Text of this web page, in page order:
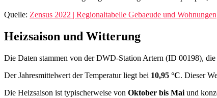
Quelle: Zensus 2022 | Regionaltabelle Gebaeude und Wohnungen
Heizsaison und Witterung
Die Daten stammen von der DWD-Station Artern (ID 00198),
Der Jahresmittelwert der Temperatur liegt bei 10,95 °C. Dieser
Die Heizsaison ist typischerweise von Oktober bis Mai und